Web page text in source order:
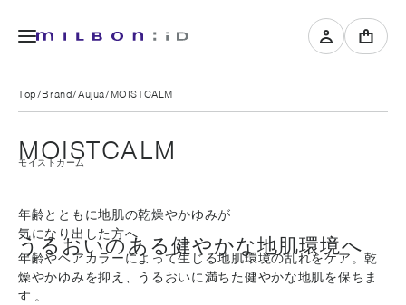
Top Brand Aujua MOISTCALM
MOISTCALM
モイストカーム
年齢とともに地肌の乾燥やかゆみが
気になり出した方へ
うるおいのある健やかな地肌環境へ
年齢やヘアカラーによって生じる地肌環境の乱れをケア。乾
燥やかゆみを抑え、うるおいに満ちた健やかな地肌を保ちま
す 。